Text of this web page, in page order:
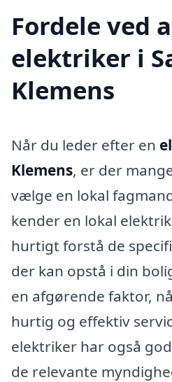
Fordele ved
elektriker i
Klemens
Når du leder efter en
Klemens, er der
vælge en lokal
kender en lokal
hurtigt forstå de
der kan opstå i din
en afgørende faktor,
hurtig og effektiv
elektriker har også
de relevante